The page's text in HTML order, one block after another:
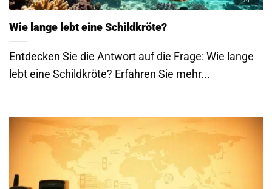
Wie lange lebt eine Schildkröte?
Entdecken Sie die Antwort auf die Frage: Wie lange
lebt eine Schildkröte? Erfahren Sie mehr...